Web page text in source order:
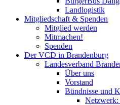
Landlogistik
Mitgliedschaft & Spenden
Mitglied werden
Mitmachen!
Spenden
Der VCD in Brandenburg
Landesverband
Über uns
Vorstand
Bündnisse und
Netzwerk: